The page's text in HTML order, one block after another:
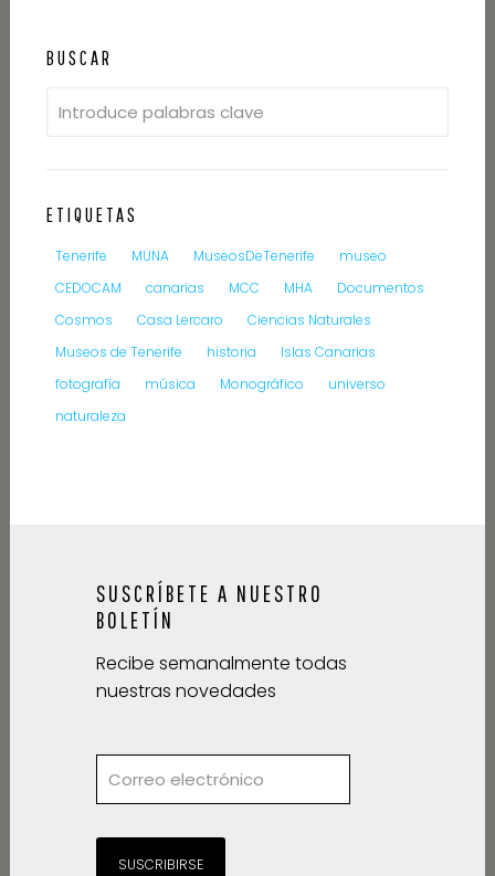
BUSCAR
ETIQUETAS
Tenerife MUNA MuseosDeTenerife
museo
CEDOCAM
canarias MCC MHA
Documentos
Cosmos
Casa Lercaro
Ciencias Naturales
Museos de Tenerife
historia
Islas Canarias
fotografía
música Monográfico
universo
naturaleza
SUSCRÍBETE A NUESTRO
BOLETÍN
Recibe semanalmente todas
nuestras novedades
SUSCRIBIRSE